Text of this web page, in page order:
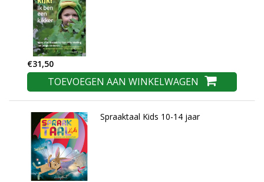
€31,50
TOEVOEGEN AAN WINKELWAGEN
Spraaktaal Kids 10-14 jaar